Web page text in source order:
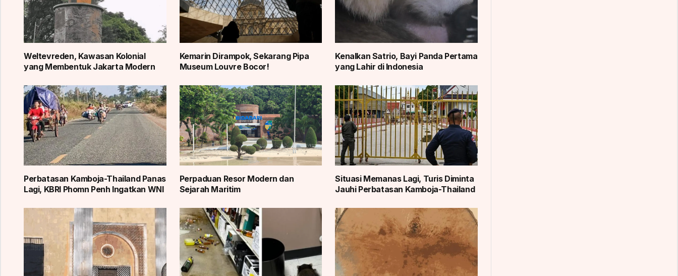
Weltevreden, Kawasan Kolonial
yang Membentuk Jakarta Modern
Kemarin Dirampok, Sekarang Pipa
Museum Louvre Bocor!
Kenalkan Satrio, Bayi Panda Pertama
yang Lahir di Indonesia
Perbatasan Kamboja-Thailand Panas
Lagi, KBRI Phomn Penh Ingatkan WNI
Perpaduan Resor Modern dan
Sejarah Maritim
Situasi Memanas Lagi, Turis Diminta
Jauhi Perbatasan Kamboja-Thailand